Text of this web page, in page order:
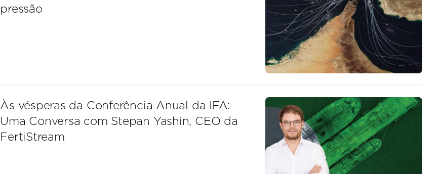
pressão
Às vésperas da Conferência Anual da IFA:
Uma Conversa com Stepan Yashin, CEO da
FertiStream